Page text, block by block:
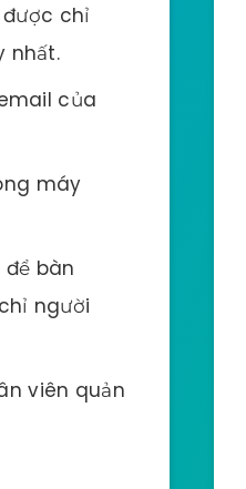
chỉ
nhất.
của
máy
bàn
người
viên quản